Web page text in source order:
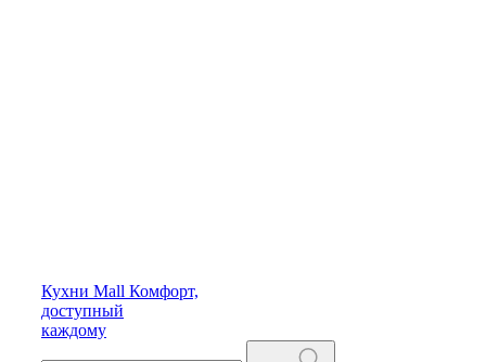
Кухни Mall Комфорт,
доступный
каждому